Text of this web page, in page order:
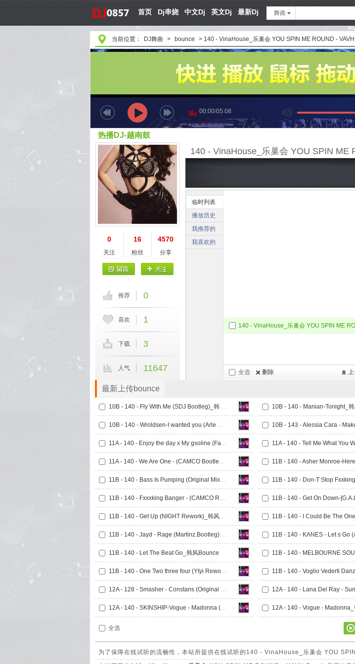
首页 Dj串烧 中文Dj 英文Dj 最新Dj 舞曲
当前位置： DJ舞曲 > bounce > 140 - VinaHouse_乐巢会 YOU SPIN ME ROUND -
00:00/05:08
临时列表
播放历史
我推荐的
我喜欢的
全选 删除
热播DJ-越南鼓
0
关注
16
粉丝
4570
分享
推荐 0
喜欢 1
下载 3
人气 11647
最新上传bounce
10B - 140 - Fly With Me (SDJ Bootleg)_韩风Bounce 10B - 140 - Manian-Tonight_
10B - 140 - Wroldsen-I wanted you (Arle Remix)_韩风Bounce
11A - 140 - Enjoy the day x My gsoline (Fatrik edit)_韩风Bounce
11A - 140 - We Are One - (CAMCO Bootleg Mix)_韩风Bounce
11B - 140 - Bass Is Pumping (Original Mix)_韩风Bounce
11B - 140 - Fxxxking Banger - (CAMCO REWORK)_韩风Bounce
11B - 140 - Get Up (NIGHT Rework)_韩风Bounce
11B - 140 - Jayd - Rage (Martinz.Bootleg)_韩风Bounce
11B - 140 - Let The Beat Go_韩风Bounce
11B - 140 - One Two three four (YIyi Rework)_韩风Bounce
12A - 128 - Smasher - Constans (Original Mix)_韩风Bounce
12A - 140 - SKINSHIP-Vogue - Madonna (ANY.Rework)_韩风Bounce 12A - 140 - Vogue -
全选
为了保障在线试听的流畅性，本站所提供在线试听的140 - VinaHouse_乐巢会 YOU